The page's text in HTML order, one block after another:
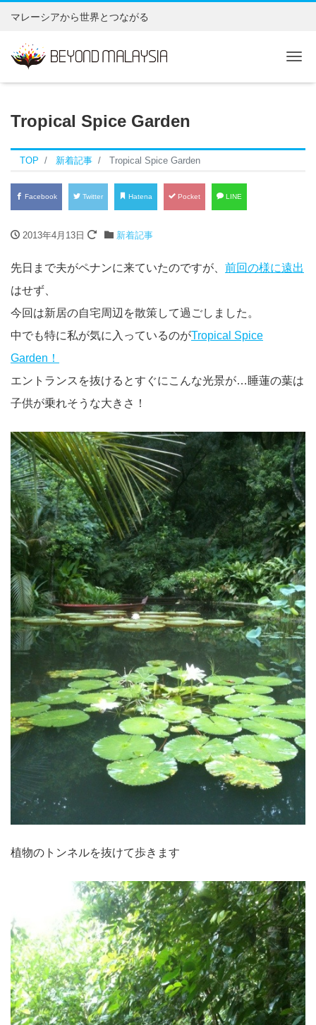
マレーシアから世界とつながる
Tropical Spice Garden
TOP 新着記事 Tropical Spice Garden
Facebook Twitter Hatena Pocket LINE
2013年4月13日 新着記事
先日まで夫がペナンに来ていたのですが、 前回の様に遠出
はせず、
今回は新居の自宅周辺を散策して過ごしました。
中でも特に私が気に入っているのがTropical Spice
Garden！
エントランスを抜けるとすぐにこんな光景が…睡蓮の葉は
子供が乗れそうな大きさ！
植物のトンネルを抜けて歩きます